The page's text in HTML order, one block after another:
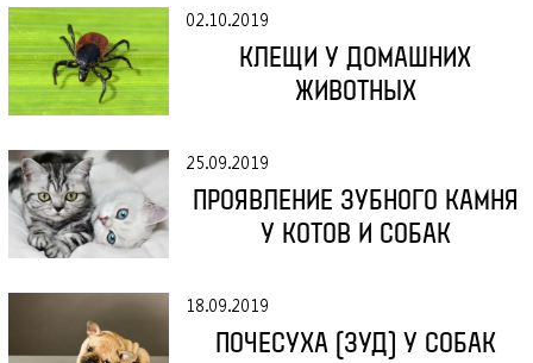
Вызвать врача
+7(812)429 39 03
+7(981)817 26 06
+7(950)046 66 80
Записаться на прием
Мы на карте:
СПб, пр. Мориса Тореза, д.30
ЗООУСЛУГИ
ЗООТОВАРЫ
ВЕТАПТЕКА
02.10.2019
КЛЕЩИ У ДОМАШНИХ
ЖИВОТНЫХ
25.09.2019
ПРОЯВЛЕНИЕ ЗУБНОГО КАМНЯ
У КОТОВ И СОБАК
18.09.2019
ПОЧЕСУХА (ЗУД) У СОБАК